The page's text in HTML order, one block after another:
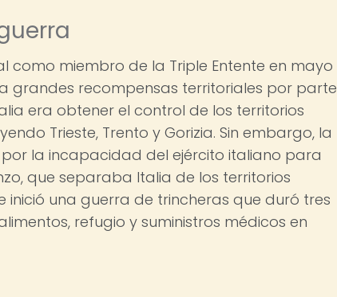
como miembro de la Triple Entente en mayo
grandes recompensas territoriales por parte
era obtener el control de los territorios
Trieste, Trento y Gorizia. Sin embargo, la
la incapacidad del ejército italiano para
que separaba Italia de los territorios
inició una guerra de trincheras que duró tres
refugio y suministros médicos en